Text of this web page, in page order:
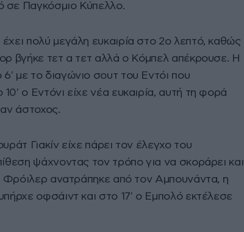
σε Παγκόσμιο Κύπελλο.
πολύ μεγάλη ευκαιρία στο 2ο λεπτό, καθώς
βγήκε τετ α τετ αλλά ο Κόμπελ απέκρουσε. Η
με το διαγώνιο σουτ του Εντόι που
ο Εντόνι είχε νέα ευκαιρία, αυτή τη φορά
άστοχος.
Γιακίν είχε πάρει τον έλεγχο του
ψάχνοντας τον τρόπο για να σκοράρει και
Φρόιλερ ανατράπηκε από τον Αμπουνάντα, η
οφσάιντ και στο 17′ ο Εμπολό εκτέλεσε